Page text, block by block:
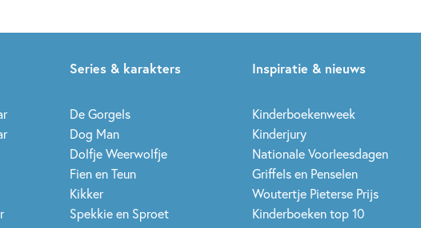
Series & karakters
De Gorgels
Dog Man
Dolfje Weerwolfje
Fien en Teun
Kikker
Spekkie en Sproet
Inspiratie & nieuws
Kinderboekenweek
Kinderjury
Nationale Voorleesdagen
Griffels en Penselen
Woutertje Pieterse Prijs
Kinderboeken top 10